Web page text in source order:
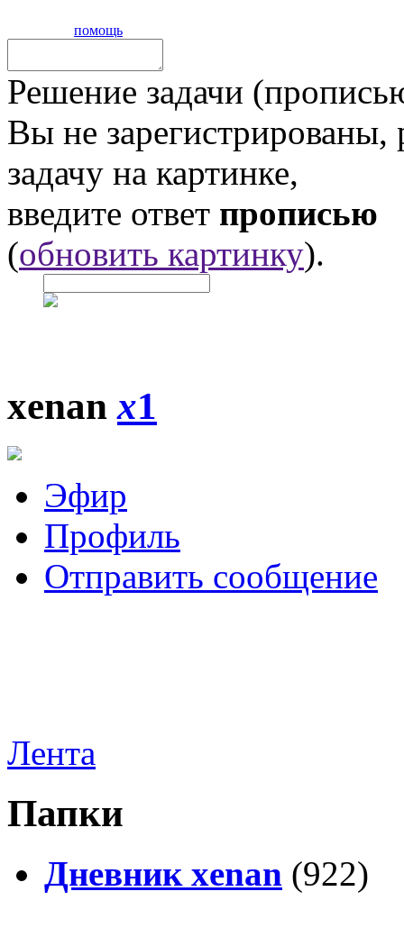
помощь
Решение задачи
Вы не
задачу на картинке,
введите ответ прописью
(обновить картинку).
xenanx1
Эфир
Профиль
Отправить сообщение
Лента
Папки
Дневник xenan (922)